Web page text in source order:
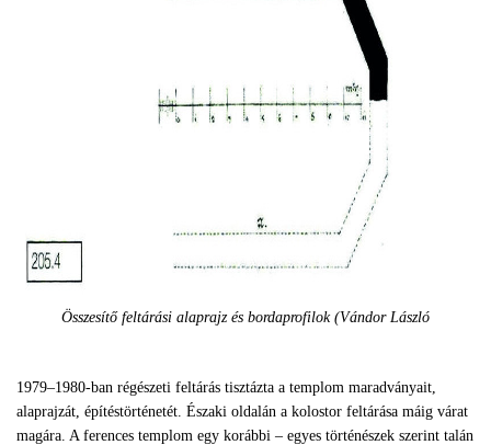
Összesítő feltárási alaprajz és bordaprofilok (Vándor László
1979–1980-ban régészeti feltárás tisztázta a templom maradványait,
alaprajzát, építéstörténetét. Északi oldalán a kolostor feltárása máig várat
magára. A ferences templom egy korábbi – egyes történészek szerint talán